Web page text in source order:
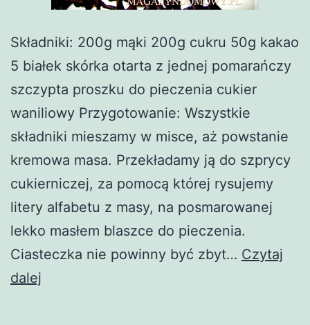
Składniki: 200g mąki 200g cukru 50g kakao
5 białek skórka otarta z jednej pomarańczy
szczypta proszku do pieczenia cukier
waniliowy Przygotowanie: Wszystkie
składniki mieszamy w misce, aż powstanie
kremowa masa. Przekładamy ją do szprycy
cukierniczej, za pomocą której rysujemy
litery alfabetu z masy, na posmarowanej
lekko masłem blaszce do pieczenia.
Ciasteczka nie powinny być zbyt… Czytaj
dalej